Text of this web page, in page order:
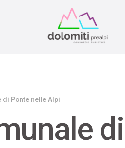
Ponte nelle Alpi